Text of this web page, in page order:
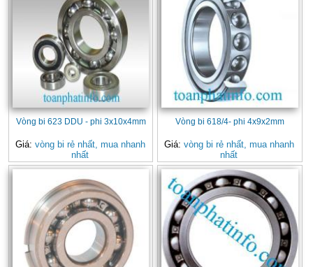
Vòng bi 623 DDU - phi 3x10x4mm
Giá: vòng bi rẻ nhất, mua nhanh
nhất
Vòng bi 618/4- phi 4x9x2mm
Giá: vòng bi rẻ nhất, mua nhanh
nhất